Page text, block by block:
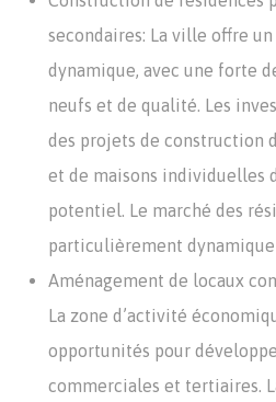
secondaires: La ville offre
dynamique, avec une forte
neufs et de qualité. Les
des projets de construction
et de maisons individuelles
potentiel. Le marché des
particulièrement
Aménagement de locaux
La zone d’activité
opportunités pour
commerciales et tertiaires.